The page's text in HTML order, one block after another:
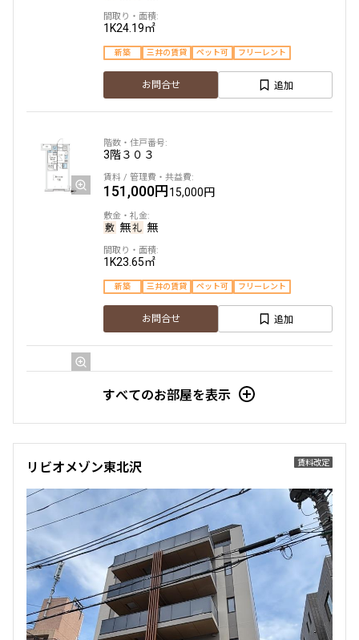
1.0ヶ月
1LDK35.96㎡
お問合せ 追加
2階 202
198,000円
1.0ヶ月
1LDK35.96㎡
お問合せ 追加
1.0ヶ月 無
1LDK 35.96㎡
新築 ペット可
お問合せ
1K24.19㎡
新築 三井の賃貸 ペット可 フリーレント
お問合せ 追加
3階３０３
151,000円15,000円
無 無
1K23.65㎡
新築 三井の賃貸 ペット可 フリーレント
お問合せ 追加
4階４０３
153,000円15,000円
無
23.65㎡
三井の賃貸
お問合せ 追加
5階 ５０３
すべてのお部屋を表示
賃料改定
リビオメゾン東北沢